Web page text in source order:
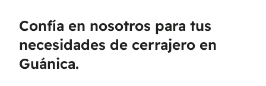
Confía en nosotros para tus
necesidades de cerrajero en
Guánica.